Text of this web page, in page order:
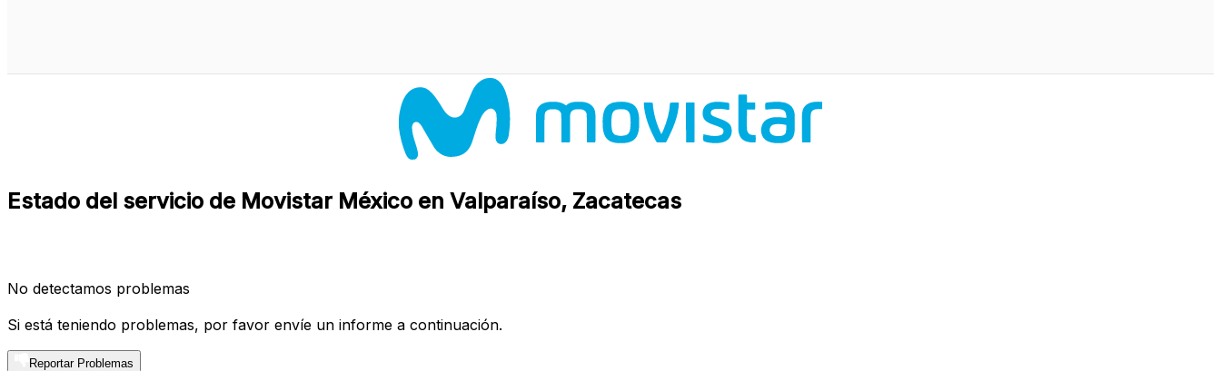
Estado del servicio de Movistar México en Valparaíso, Zacatecas
No detectamos problemas
Si está teniendo problemas, por favor envíe un informe a continuación.
Reportar Problemas